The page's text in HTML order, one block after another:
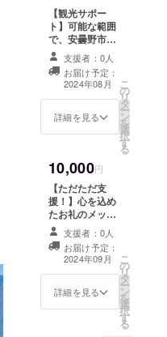
フォームの都合
上、お届け予定
はあくまで目安
となります。
（希望に合う物
件探しに時間が
かかる場合は、
予定よりも遅く
なる可能性もあ
ります） ・感謝
のメッセージと
りいたします！
（２４年９月～
２５年８月：月
一回ほどの予
定） "Gift of a
motor scooter"
You can provide
a scooter (used
is okay) for
people who
stay at "Home
will send you
heartfelt
messages of
gratitude and
progress
reports. ※
Progress
sent to the
email address
once a month
from
September
2024 to August
2025).
【観光サポー
ト】可能な範囲
で、安曇野市、
大町市または松
本駅周辺の観光
情報の提供やサ
ポートをしま
す。北アルプス
登山関係のアド
前にメールで情
報提供をしたり
アドバイスいた
します。(1回の
訪問のみ対象)✱
有効期限 2026年
8月末 I help you
with tourism
information of
the areas of
Azumino City,
Omachi City, or
支援者：0人
お届け予定：
2024年08月
詳細を見る
こ
の
リ
タ
ー
ン
を
選
択
す
る
10,000円
【ただただ支
援！】心を込め
たお礼のメッ
セージと進捗報
告をお送りいた
します。 ※進捗
報告は、登録い
ただいたメール
アドレスに送付
支援者：0人
お届け予定：
2024年09月
詳細を見る
こ
の
リ
タ
ー
ン
を
選
択
す
る